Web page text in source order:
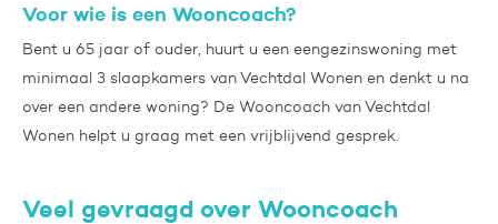
Voor wie is een Wooncoach?
Bent u 65 jaar of ouder, huurt u een eengezinswoning met
minimaal 3 slaapkamers van Vechtdal Wonen en denkt u na
over een andere woning? De Wooncoach van Vechtdal
Wonen helpt u graag met een vrijblijvend gesprek.
Veel gevraagd over Wooncoach